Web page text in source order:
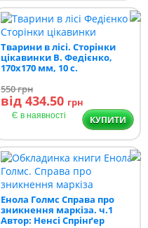
Тварини в лісі. Сторінки
цікавинки В. Федієнко,
170х170 мм, 10 с.
550грн
від 434.50 грн
Є в наявності КУПИТИ
Енола Голмс Справа про
зникнення маркіза. ч.1
Автор: Ненсі Спрінґер